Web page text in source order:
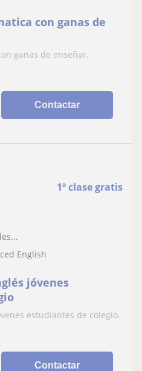
con ganas de
ganas de enseñar.
Contactar
1ª clase gratis
English
jóvenes
estudiantes de colegio.
Contactar